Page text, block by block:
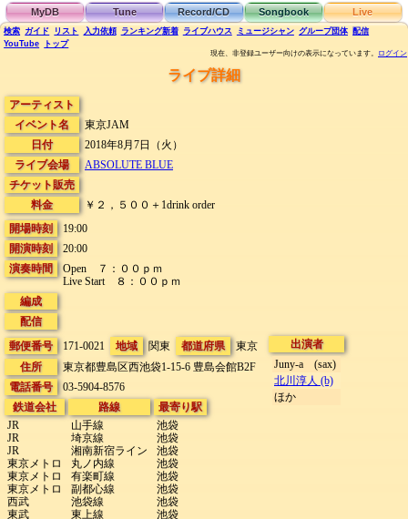
MyDB Tune Record/CD Songbook Live
検索 ガイド リスト 入力依頼 ランキング新着 ライブハウス ミュージシャン グループ団体 配信
YouTube
トップ
現在、非登録ユーザー向けの表示になっています。 ログイン
ライブ詳細
アーティスト
イベント名
東京JAM
日付
2018年8月7日（火）
ライブ会場
ABSOLUTE BLUE
チケット販売
料金
￥２，５００＋1drink order
開場時刻
19:00
開演時刻
20:00
演奏時間
Open ７：００ｐｍ
Live Start ８：００ｐｍ
編成
配信
郵便番号
171-0021 地域 関東 都道府県
東京
住所
東京都豊島区西池袋1-15-6 豊島会館B2F
電話番号
03-5904-8576
鉄道会社
JR
JR
JR
東京メトロ
東京メトロ
東京メトロ
西武
東武
路線
山手線
埼京線
湘南新宿ライン
丸ノ内線
有楽町線
副都心線
池袋線
東上線
最寄り駅
池袋
池袋
池袋
池袋
池袋
池袋
池袋
池袋
出演者
Juny-a (sax)
北川淳人 (b)
ほか